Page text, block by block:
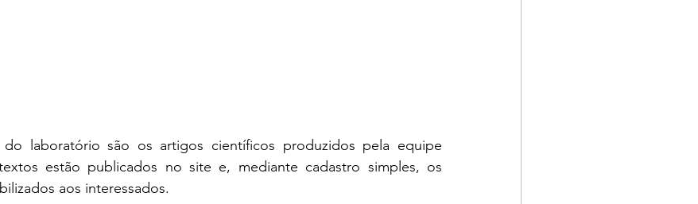
do laboratório são os artigos científicos produzidos pela equipe
estão publicados no site e, mediante cadastro simples, os
aos interessados.